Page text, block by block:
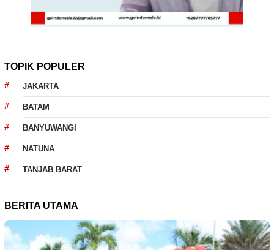
TOPIK POPULER
JAKARTA
BATAM
BANYUWANGI
NATUNA
TANJAB BARAT
BERITA UTAMA